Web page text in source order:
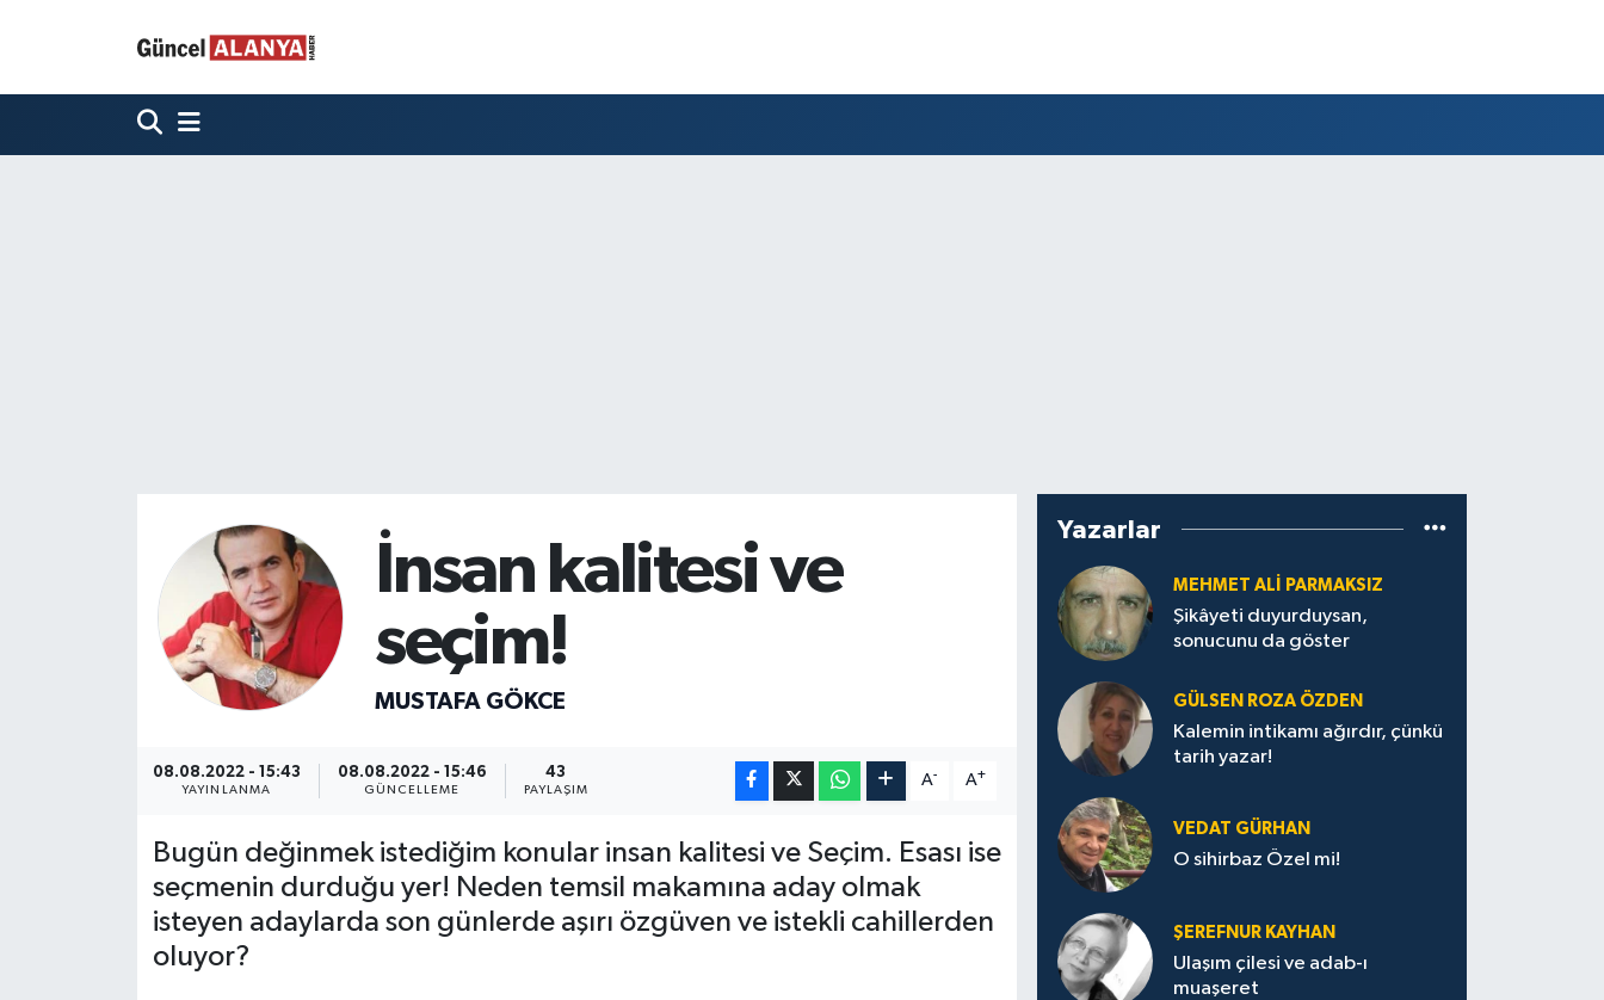
İnsan kalitesi ve
seçim!
MUSTAFA GÖKCE
08.08.2022 - 15:43
YAYINLANMA
08.08.2022 - 15:46
GÜNCELLEME
43
PAYLAŞIM
A- A+
Bugün değinmek istediğim konular insan kalitesi ve Seçim. Esası ise
seçmenin durduğu yer! Neden temsil makamına aday olmak
isteyen adaylarda son günlerde aşırı özgüven ve istekli cahillerden
oluyor?
Yazarlar
MEHMET ALİ PARMAKSIZ
Şikâyeti duyurduysan,
sonucunu da göster
GÜLSEN ROZA ÖZDEN
Kalemin intikamı ağırdır, çünkü
tarih yazar!
VEDAT GÜRHAN
O sihirbaz Özel mi!
ŞEREFNUR KAYHAN
Ulaşım çilesi ve adab-ı
muaşeret